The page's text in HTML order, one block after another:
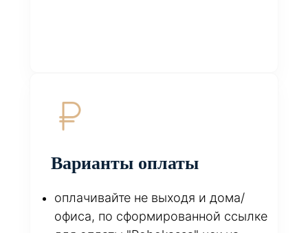
Варианты оплаты
оплачивайте не выходя и дома/
офиса, по сформированной ссылке